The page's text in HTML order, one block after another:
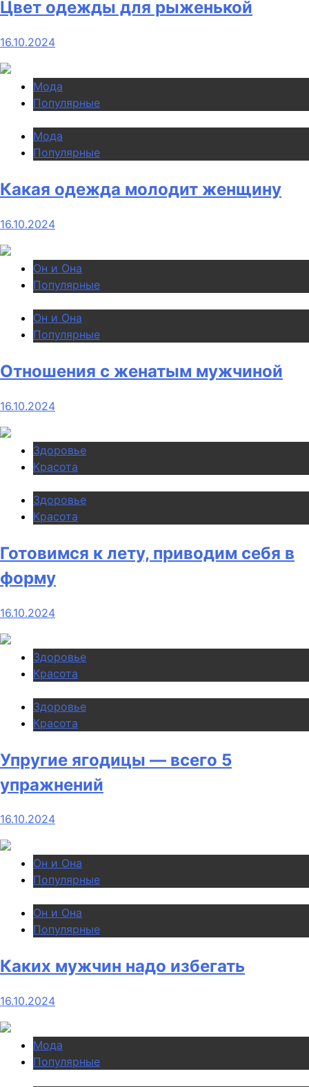
Цвет одежды для рыженькой
16.10.2024
Мода
Популярные
Мода
Популярные
Какая одежда молодит женщину
16.10.2024
Он и Она
Популярные
Он и Она
Популярные
Отношения с женатым мужчиной
16.10.2024
Здоровье
Красота
Здоровье
Красота
Готовимся к лету, приводим себя в
форму
16.10.2024
Здоровье
Красота
Здоровье
Красота
Упругие ягодицы — всего 5
упражнений
16.10.2024
Он и Она
Популярные
Он и Она
Популярные
Каких мужчин надо избегать
16.10.2024
Мода
Популярные